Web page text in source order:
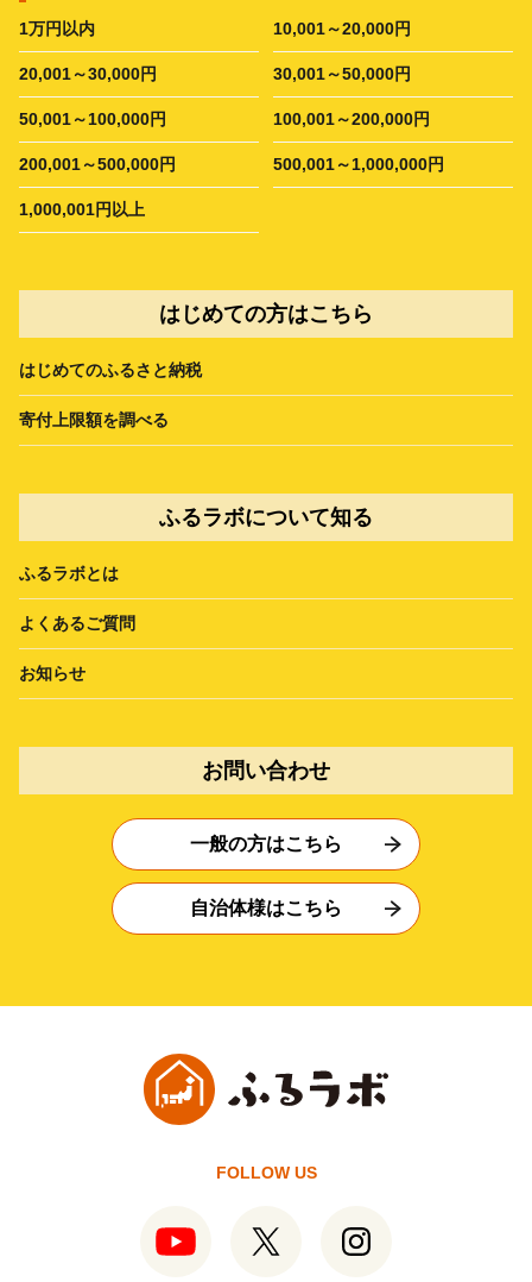
1万円以内 10,001～20,000円
20,001～30,000円 30,001～50,000円
50,001～100,000円 100,001～200,000円
200,001～500,000円 500,001～1,000,000円
1,000,001円以上
はじめての方はこちら
はじめてのふるさと納税
寄付上限額を調べる
ふるラボについて知る
ふるラボとは
よくあるご質問
お知らせ
お問い合わせ
一般の方はこちら
自治体様はこちら
FOLLOW US